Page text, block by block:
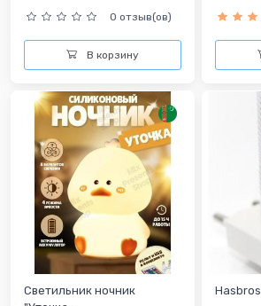
0 отзыв(ов)
В корзину
Светильник ночник